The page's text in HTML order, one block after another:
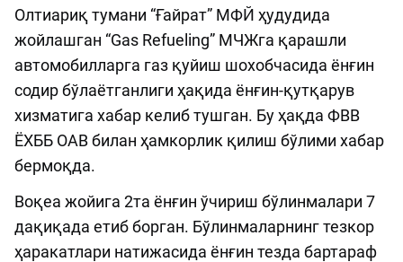
Олтиариқ тумани “Ғайрат” МФЙ ҳудудида
жойлашган “Gas Refueling” МЧЖга қарашли
автомобилларга газ қуйиш шохобчасида ёнғин
содир бўлаётганлиги ҳақида ёнғин-қутқарув
хизматига хабар келиб тушган. Бу ҳақда ФВВ
ЁХББ ОАВ билан ҳамкорлик қилиш бўлими хабар
бермоқда.
Воқеа жойига 2та ёнғин ўчириш бўлинмалари 7
дақиқада етиб борган. Бўлинмаларнинг тезкор
ҳаракатлари натижасида ёнғин тезда бартараф